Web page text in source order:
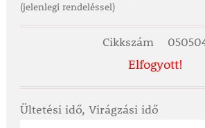
(jelenlegi rendeléssel)
Cikkszám
Elfogyott!
Ültetési idő, Virágzási idő